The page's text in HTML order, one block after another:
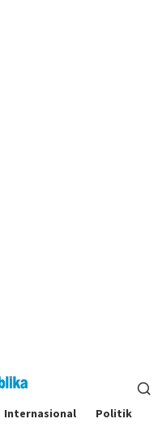
Internasional Politik